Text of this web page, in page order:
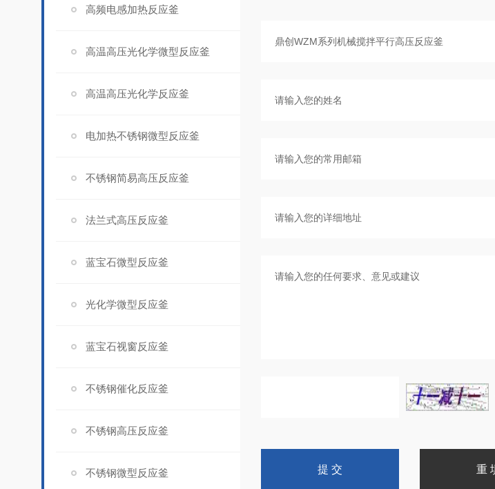
高频电感加热反应釜
高温高压光化学微型反应釜
高温高压光化学反应釜
电加热不锈钢微型反应釜
不锈钢简易高压反应釜
法兰式高压反应釜
蓝宝石微型反应釜
光化学微型反应釜
蓝宝石视窗反应釜
不锈钢催化反应釜
不锈钢高压反应釜
不锈钢微型反应釜